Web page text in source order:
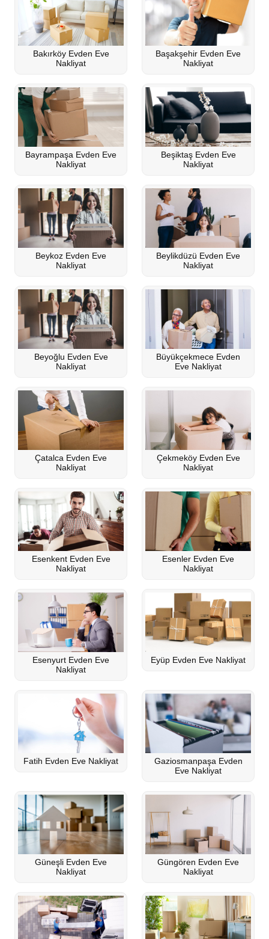
Bakırköy Evden Eve
Nakliyat
Başakşehir Evden Eve
Nakliyat
Bayrampaşa Evden Eve
Nakliyat
Beşiktaş Evden Eve
Nakliyat
Beykoz Evden Eve
Nakliyat
Beylikdüzü Evden Eve
Nakliyat
Beyoğlu Evden Eve
Nakliyat
Büyükçekmece Evden
Eve Nakliyat
Çatalca Evden Eve
Nakliyat
Çekmeköy Evden Eve
Nakliyat
Esenkent Evden Eve
Nakliyat
Esenler Evden Eve
Nakliyat
Esenyurt Evden Eve
Nakliyat
Eyüp Evden Eve Nakliyat
Fatih Evden Eve Nakliyat
Gaziosmanpaşa Evden
Eve Nakliyat
Güneşli Evden Eve
Nakliyat
Güngören Evden Eve
Nakliyat